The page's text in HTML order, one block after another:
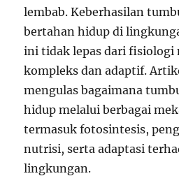
lembab. Keberhasilan
bertahan hidup di
ini tidak lepas dari fisiologi
kompleks dan adaptif.
mengulas bagaimana
hidup melalui berbagai
termasuk fotosintesis,
nutrisi, serta adaptasi
lingkungan.